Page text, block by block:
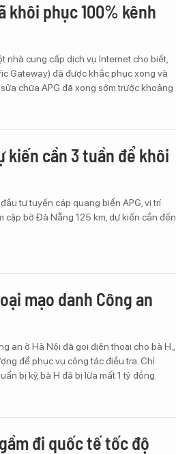
khôi phục 100% kênh
nhà cung cấp dịch vụ Internet cho biết,
Gateway) đã được khắc phục xong và
chữa APG đã xong sớm trước khoảng
kiến cần 3 tuần để khôi
tư tuyến cáp quang biển APG, vị trí
bờ Đà Nẵng 125 km, dự kiến cần đến
mạo danh Công an
an ở Hà Nội đã gọi điện thoại cho bà H.,
để phục vụ công tác điều tra. Chỉ
bị kỹ, bà H đã bị lừa mất 1 tỷ đồng.
đi quốc tế tốc độ